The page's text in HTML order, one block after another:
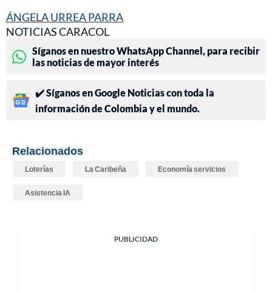
ÁNGELA URREA PARRA
NOTICIAS CARACOL
Síganos en nuestro WhatsApp Channel, para recibir
las noticias de mayor interés
✔️ Síganos en Google Noticias con toda la
información de Colombia y el mundo.
Relacionados
Loterías La Caribeña Economía servicios
Asistencia IA
PUBLICIDAD